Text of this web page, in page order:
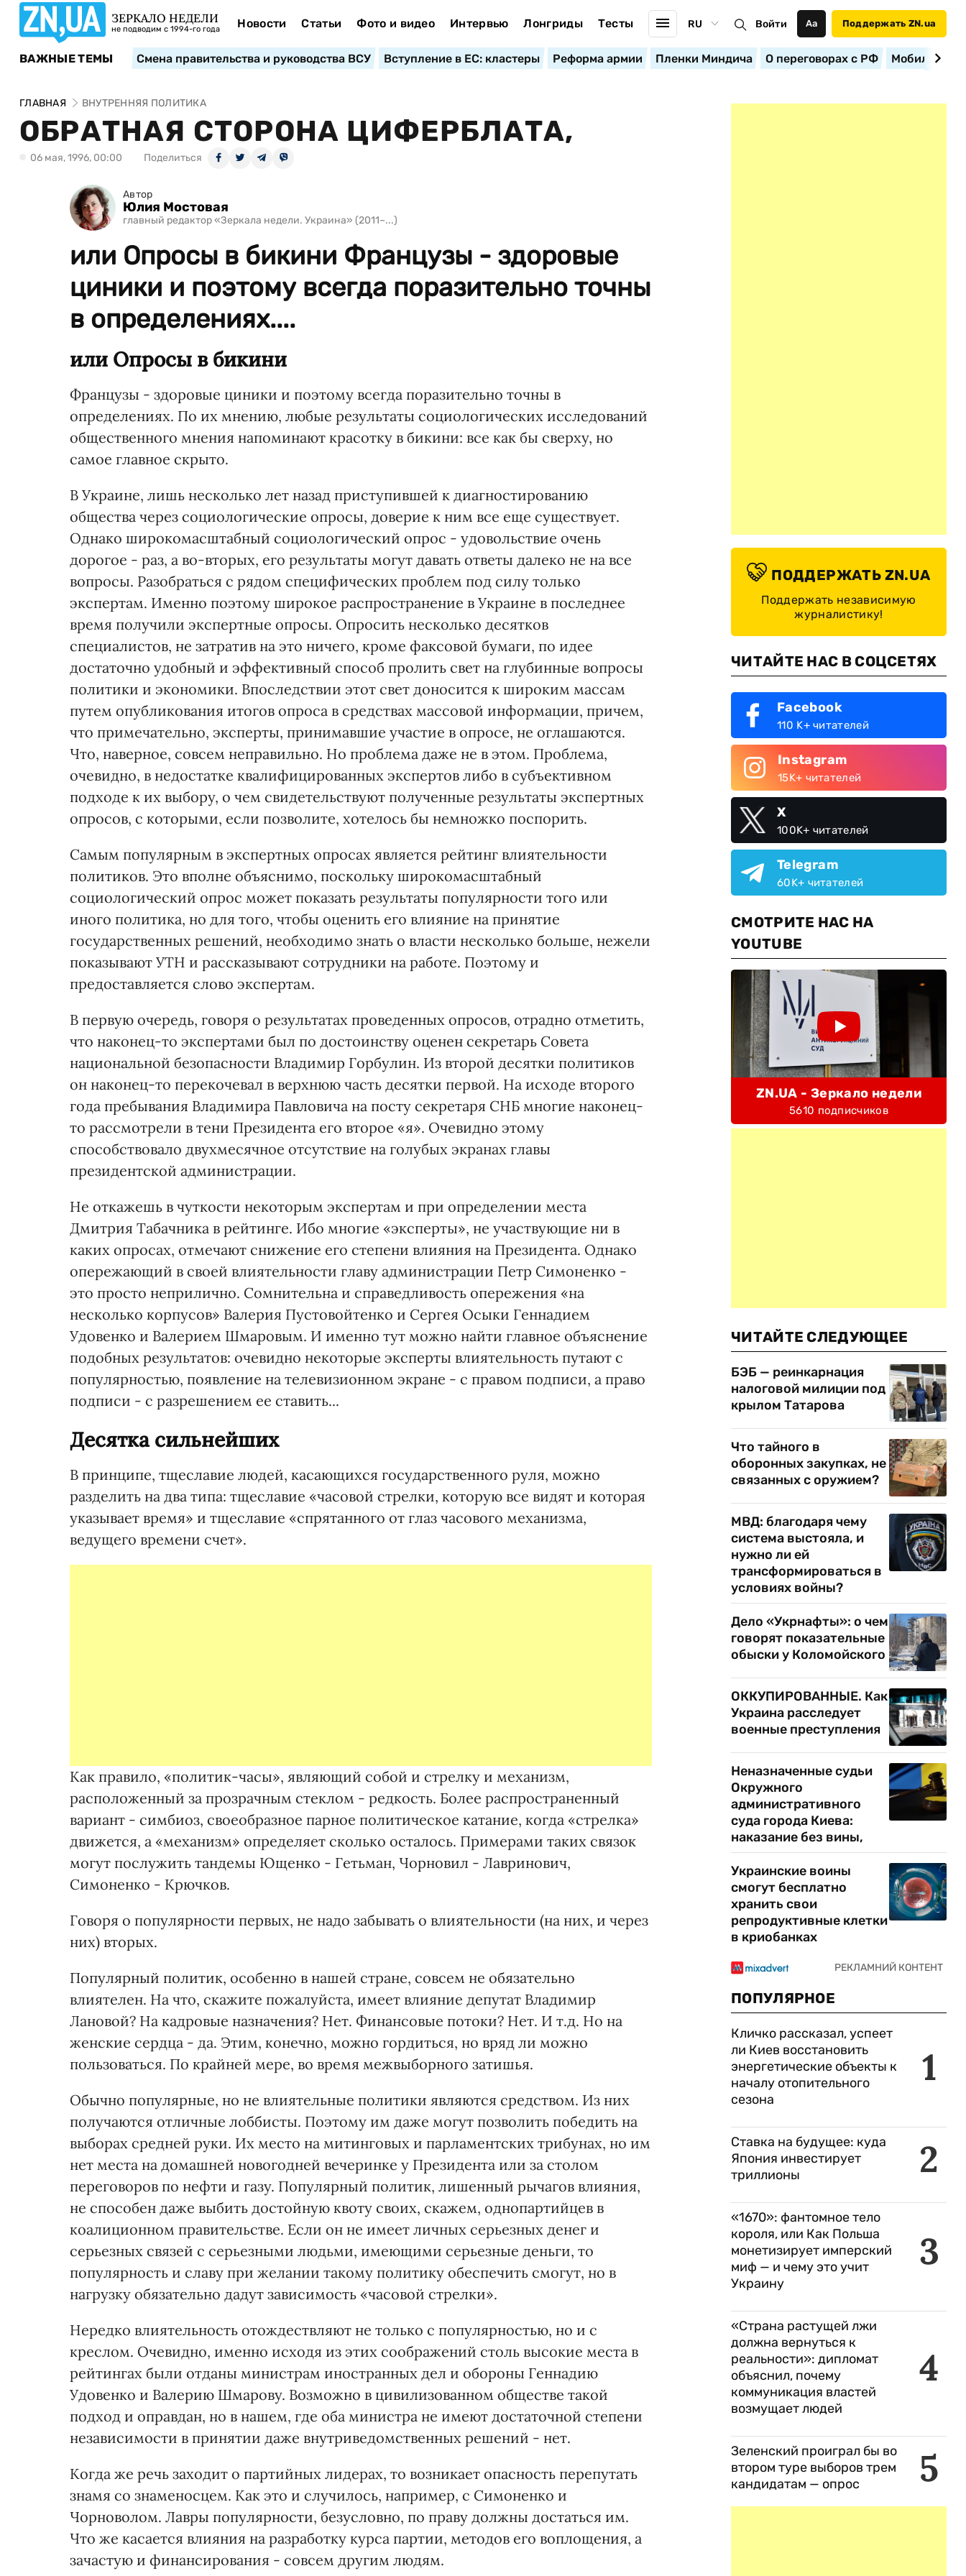
ЗЕРКАЛО НЕДЕЛИ
не подводим с 1994-го года Новости Статьи Фото и видео Интервью Лонгриды Тесты RU Войти Аа Поддержать ZN.ua
ВАЖНЫЕ ТЕМЫ Смена правительства и руководства ВСУ Вступление в ЕС: кластеры Реформа армии Пленки Миндича О переговорах с РФ
ГЛАВНАЯ ВНУТРЕННЯЯ ПОЛИТИКА
ОБРАТНАЯ СТОРОНА ЦИФЕРБЛАТА,
06 мая, 1996, 00:00 Поделиться
Автор
Юлия Мостовая
главный редактор «Зеркала недели. Украина» (2011–...)
или Опросы в бикини Французы - здоровые
циники и поэтому всегда поразительно точны
в определениях....
или Опросы в бикини
Французы - здоровые циники и поэтому всегда поразительно точны в
определениях. По их мнению, любые результаты социологических исследований
общественного мнения напоминают красотку в бикини: все как бы сверху, но
самое главное скрыто.
В Украине, лишь несколько лет назад приступившей к диагностированию
общества через социологические опросы, доверие к ним все еще существует.
Однако широкомасштабный социологический опрос - удовольствие очень
дорогое - раз, а во-вторых, его результаты могут давать ответы далеко не на все
вопросы. Разобраться с рядом специфических проблем под силу только
экспертам. Именно поэтому широкое распространение в Украине в последнее
время получили экспертные опросы. Опросить несколько десятков
специалистов, не затратив на это ничего, кроме факсовой бумаги, по идее
достаточно удобный и эффективный способ пролить свет на глубинные вопросы
политики и экономики. Впоследствии этот свет доносится к широким массам
путем опубликования итогов опроса в средствах массовой информации, причем,
что примечательно, эксперты, принимавшие участие в опросе, не оглашаются.
Что, наверное, совсем неправильно. Но проблема даже не в этом. Проблема,
очевидно, в недостатке квалифицированных экспертов либо в субъективном
подходе к их выбору, о чем свидетельствуют полученные результаты экспертных
опросов, с которыми, если позволите, хотелось бы немножко поспорить.
Самым популярным в экспертных опросах является рейтинг влиятельности
политиков. Это вполне объяснимо, поскольку широкомасштабный
социологический опрос может показать результаты популярности того или
иного политика, но для того, чтобы оценить его влияние на принятие
государственных решений, необходимо знать о власти несколько больше, нежели
показывают УТН и рассказывают сотрудники на работе. Поэтому и
предоставляется слово экспертам.
В первую очередь, говоря о результатах проведенных опросов, отрадно отметить,
что наконец-то экспертами был по достоинству оценен секретарь Совета
национальной безопасности Владимир Горбулин. Из второй десятки политиков
он наконец-то перекочевал в верхнюю часть десятки первой. На исходе второго
года пребывания Владимира Павловича на посту секретаря СНБ многие наконец-
то рассмотрели в тени Президента его второе «я». Очевидно этому
способствовало двухмесячное отсутствие на голубых экранах главы
президентской администрации.
Не откажешь в чуткости некоторым экспертам и при определении места
Дмитрия Табачника в рейтинге. Ибо многие «эксперты», не участвующие ни в
каких опросах, отмечают снижение его степени влияния на Президента. Однако
опережающий в своей влиятельности главу администрации Петр Симоненко -
это просто неприлично. Сомнительна и справедливость опережения «на
несколько корпусов» Валерия Пустовойтенко и Сергея Осыки Геннадием
Удовенко и Валерием Шмаровым. И именно тут можно найти главное объяснение
подобных результатов: очевидно некоторые эксперты влиятельность путают с
популярностью, появление на телевизионном экране - с правом подписи, а право
подписи - с разрешением ее ставить...
Десятка сильнейших
В принципе, тщеславие людей, касающихся государственного руля, можно
разделить на два типа: тщеславие «часовой стрелки, которую все видят и которая
указывает время» и тщеславие «спрятанного от глаз часового механизма,
ведущего времени счет».
Как правило, «политик-часы», являющий собой и стрелку и механизм,
расположенный за прозрачным стеклом - редкость. Более распространенный
вариант - симбиоз, своеобразное парное политическое катание, когда «стрелка»
движется, а «механизм» определяет сколько осталось. Примерами таких связок
могут послужить тандемы Ющенко - Гетьман, Чорновил - Лавринович,
Симоненко - Крючков.
Говоря о популярности первых, не надо забывать о влиятельности (на них, и через
них) вторых.
Популярный политик, особенно в нашей стране, совсем не обязательно
влиятелен. На что, скажите пожалуйста, имеет влияние депутат Владимир
Лановой? На кадровые назначения? Нет. Финансовые потоки? Нет. И т.д. Но на
женские сердца - да. Этим, конечно, можно гордиться, но вряд ли можно
пользоваться. По крайней мере, во время межвыборного затишья.
Обычно популярные, но не влиятельные политики являются средством. Из них
получаются отличные лоббисты. Поэтому им даже могут позволить победить на
выборах средней руки. Их место на митинговых и парламентских трибунах, но им
нет места на домашней новогодней вечеринке у Президента или за столом
переговоров по нефти и газу. Популярный политик, лишенный рычагов влияния,
не способен даже выбить достойную квоту своих, скажем, однопартийцев в
коалиционном правительстве. Если он не имеет личных серьезных денег и
серьезных связей с серьезными людьми, имеющими серьезные деньги, то
популярность и славу при желании такому политику обеспечить смогут, но в
нагрузку обязательно дадут зависимость «часовой стрелки».
Нередко влиятельность отождествляют не только с популярностью, но и с
креслом. Очевидно, именно исходя из этих соображений столь высокие места в
рейтингах были отданы министрам иностранных дел и обороны Геннадию
Удовенко и Валерию Шмарову. Возможно в цивилизованном обществе такой
подход и оправдан, но в нашем, где оба министра не имеют достаточной степени
независимости в принятии даже внутриведомственных решений - нет.
Когда же речь заходит о партийных лидерах, то возникает опасность перепутать
знамя со знаменосцем. Как это и случилось, например, с Симоненко и
Чорноволом. Лавры популярности, безусловно, по праву должны достаться им.
Что же касается влияния на разработку курса партии, методов его воплощения, а
зачастую и финансирования - совсем другим людям.
ПОДДЕРЖАТЬ ZN.UA
Поддержать независимую
журналистику!
ЧИТАЙТЕ НАС В СОЦСЕТЯХ
Facebook
110 K+ читателей
Instagram
15K+ читателей
X
100K+ читателей
Telegram
60K+ читателей
СМОТРИТЕ НАС НА
YOUTUBE
ZN.UA - Зеркало недели
5610 подписчиков
ЧИТАЙТЕ СЛЕДУЮЩЕЕ
БЭБ — реинкарнация
налоговой милиции под
крылом Татарова
Что тайного в
оборонных закупках, не
связанных с оружием?
МВД: благодаря чему
система выстояла, и
нужно ли ей
трансформироваться в
условиях войны?
Дело «Укрнафты»: о чем
говорят показательные
обыски у Коломойского
ОККУПИРОВАННЫЕ. Как
Украина расследует
военные преступления
Неназначенные судьи
Окружного
административного
суда города Киева:
наказание без вины,
Украинские воины
смогут бесплатно
хранить свои
репродуктивные клетки
в криобанках
ПОПУЛЯРНОЕ
1
Кличко рассказал, успеет
ли Киев восстановить
энергетические объекты к
началу отопительного
сезона
2
Ставка на будущее: куда
Япония инвестирует
триллионы
3
«1670»: фантомное тело
короля, или Как Польша
монетизирует имперский
миф — и чему это учит
Украину
4
«Страна растущей лжи
должна вернуться к
реальности»: дипломат
объяснил, почему
коммуникация властей
возмущает людей
5
Зеленский проиграл бы во
втором туре выборов трем
кандидатам — опрос